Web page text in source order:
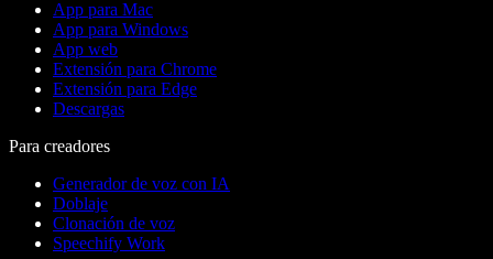
App para Mac
App para Windows
App web
Extensión para Chrome
Extensión para Edge
Descargas
Para creadores
Generador de voz con IA
Doblaje
Clonación de voz
Speechify Work